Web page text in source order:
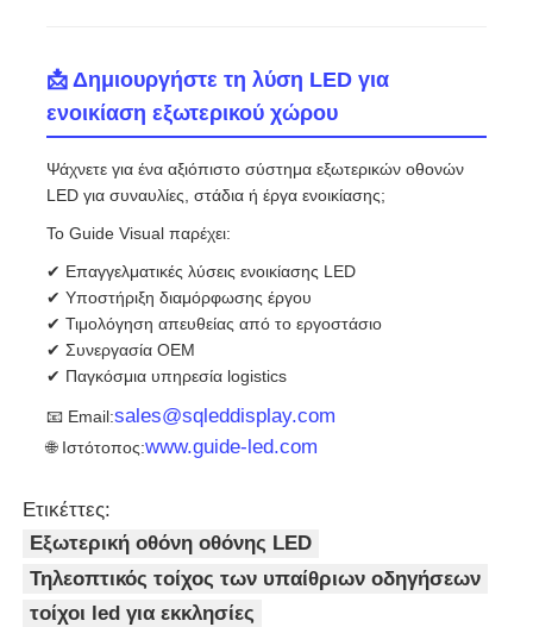
📩 Δημιουργήστε τη λύση LED για
ενοικίαση εξωτερικού χώρου
Ψάχνετε για ένα αξιόπιστο σύστημα εξωτερικών οθονών
LED για συναυλίες, στάδια ή έργα ενοικίασης;
Το Guide Visual παρέχει:
✔ Επαγγελματικές λύσεις ενοικίασης LED
✔ Υποστήριξη διαμόρφωσης έργου
✔ Τιμολόγηση απευθείας από το εργοστάσιο
✔ Συνεργασία OEM
✔ Παγκόσμια υπηρεσία logistics
📧 Email:sales@sqleddisplay.com
🌐 Ιστότοπος:www.guide-led.com
Ετικέττες:
Εξωτερική οθόνη οθόνης LED
Τηλεοπτικός τοίχος των υπαίθριων οδηγήσεων
τοίχοι led για εκκλησίες